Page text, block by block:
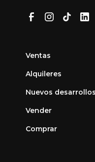
Ventas
Alquileres
Nuevos desarrollos
Vender
Comprar